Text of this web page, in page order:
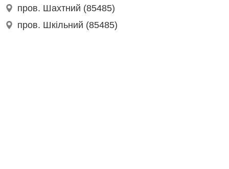
пров. Шахтний (85485)
пров. Шкільний (85485)